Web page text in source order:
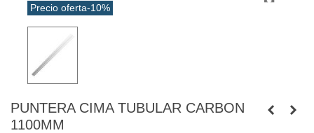
Precio oferta-10%
PUNTERA CIMA TUBULAR CARBON
1100MM